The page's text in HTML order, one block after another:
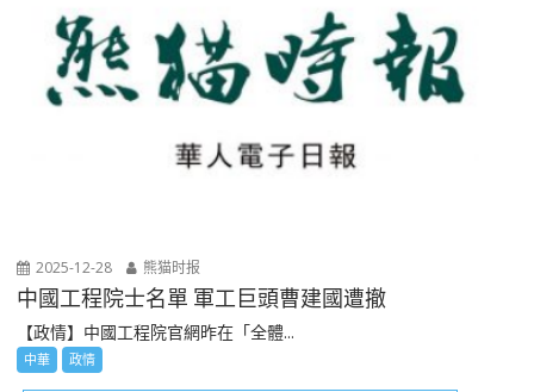
2025-12-28 熊猫时报
中國工程院士名單 軍工巨頭曹建國遭撤
【政情】中國工程院官網昨在「全體...
中華 政情